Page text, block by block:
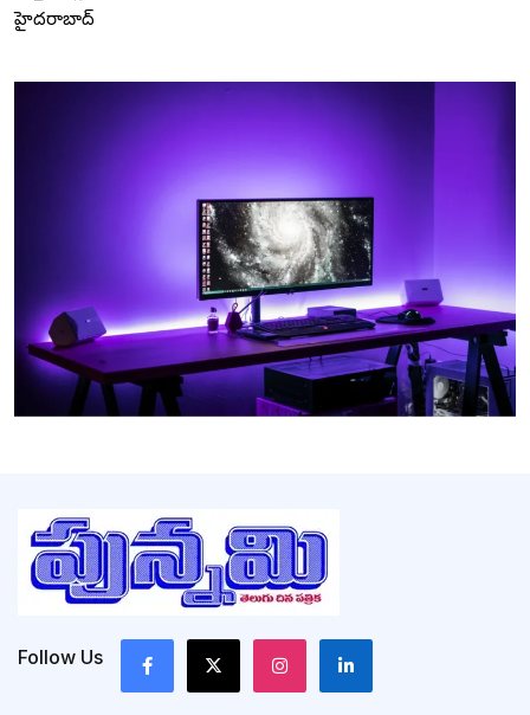
హైదరాబాద్
Follow Us